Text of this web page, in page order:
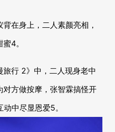
在身上，二人素颜亮相，
蜜4。
旅行 2》中，二人现身老中
方做按摩，张智霖搞怪开
动中尽显恩爱5。